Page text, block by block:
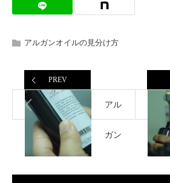
アルガンオイルの見分け方
PREV
アル
ガン